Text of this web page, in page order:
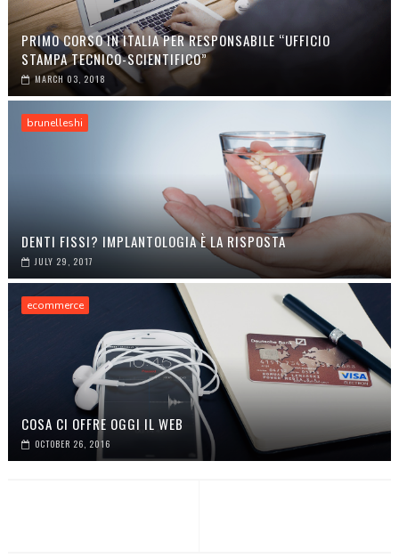
PRIMO CORSO IN ITALIA PER RESPONSABILE “UFFICIO
STAMPA TECNICO-SCIENTIFICO”
MARCH 03, 2018
brunelleshi
DENTI FISSI? IMPLANTOLOGIA È LA RISPOSTA
JULY 29, 2017
ecommerce
COSA CI OFFRE OGGI IL WEB
OCTOBER 26, 2016